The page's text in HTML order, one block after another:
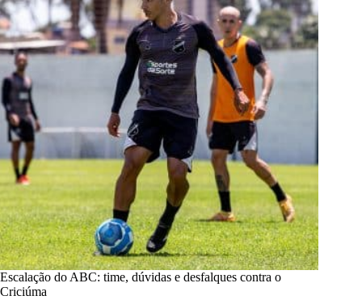
Escalação do ABC: time, dúvidas e desfalques contra o
Criciúma